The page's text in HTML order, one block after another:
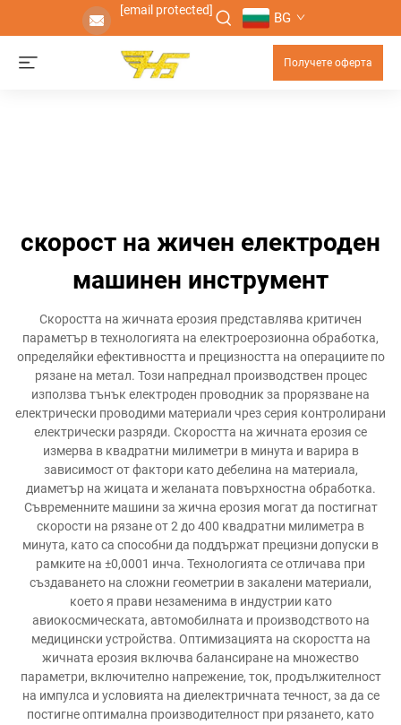
[email protected] BG
Получете оферта
скорост на жичен електроден
машинен инструмент
Скоростта на жичната ерозия представлява критичен
параметър в технологията на електроерозионна обработка,
определяйки ефективността и прецизността на операциите по
рязане на метал. Този напреднал производствен процес
използва тънък електроден проводник за прорязване на
електрически проводими материали чрез серия контролирани
електрически разряди. Скоростта на жичната ерозия се
измерва в квадратни милиметри в минута и варира в
зависимост от фактори като дебелина на материала,
диаметър на жицата и желаната повърхностна обработка.
Съвременните машини за жична ерозия могат да постигнат
скорости на рязане от 2 до 400 квадратни милиметра в
минута, като са способни да поддържат прецизни допуски в
рамките на ±0,0001 инча. Технологията се отличава при
създаването на сложни геометрии в закалени материали,
което я прави незаменима в индустрии като
авиокосмическата, автомобилната и производството на
медицински устройства. Оптимизацията на скоростта на
жичната ерозия включва балансиране на множество
параметри, включително напрежение, ток, продължителност
на импулса и условията на диелектричната течност, за да се
постигне оптимална производителност при рязането, като